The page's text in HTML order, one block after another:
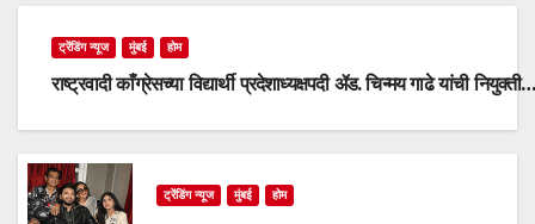
ट्रेंडिंग न्यूज मुंबई होम
राष्ट्रवादी काँग्रेसच्या विद्यार्थी प्रदेशाध्यक्षपदी ॲड. चिन्मय गाढे यांची नियुक्ती…
ट्रेंडिंग न्यूज मुंबई होम